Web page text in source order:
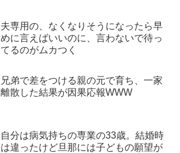
夫専用の、なくなりそうになったら早
めに言えばいいのに、言わないで待っ
てるのがムカつく
兄弟で差をつける親の元で育ち、一家
離散した結果が因果応報WWW
自分は病気持ちの専業の33歳。結婚時
は違ったけど旦那には子どもの願望が